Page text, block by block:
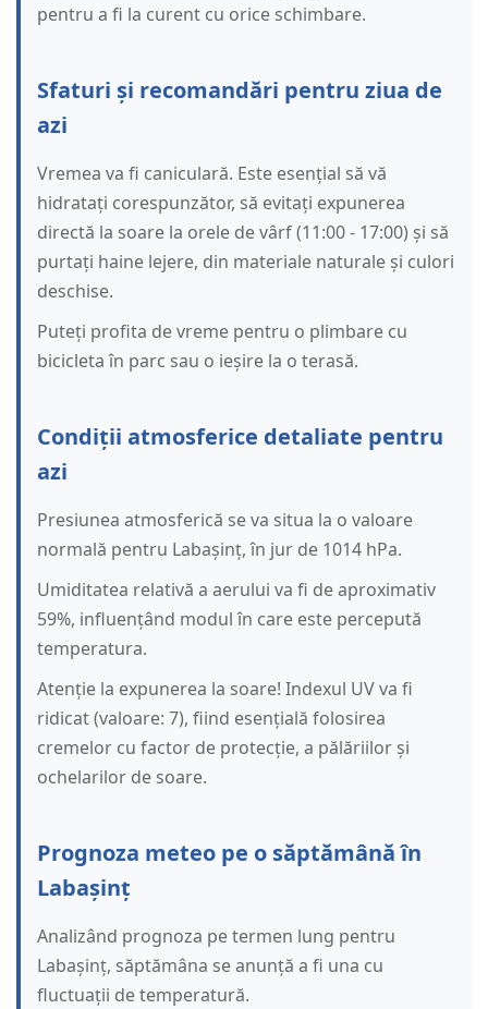
pentru a fi la curent cu orice schimbare.
Sfaturi și recomandări pentru ziua de
azi
Vremea va fi caniculară. Este esențial să vă
hidratați corespunzător, să evitați expunerea
directă la soare la orele de vârf (11:00 - 17:00) și să
purtați haine lejere, din materiale naturale și culori
deschise.
Puteți profita de vreme pentru o plimbare cu
bicicleta în parc sau o ieșire la o terasă.
Condiții atmosferice detaliate pentru
azi
Presiunea atmosferică se va situa la o valoare
normală pentru Labașinț, în jur de 1014 hPa.
Umiditatea relativă a aerului va fi de aproximativ
59%, influențând modul în care este percepută
temperatura.
Atenție la expunerea la soare! Indexul UV va fi
ridicat (valoare: 7), fiind esențială folosirea
cremelor cu factor de protecție, a pălăriilor și
ochelarilor de soare.
Prognoza meteo pe o săptămână în
Labașinț
Analizând prognoza pe termen lung pentru
Labașinț, săptămâna se anunță a fi una cu
fluctuații de temperatură.